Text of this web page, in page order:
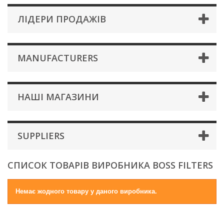
ЛІДЕРИ ПРОДАЖІВ
MANUFACTURERS
НАШІ МАГАЗИНИ
SUPPLIERS
СПИСОК ТОВАРІВ ВИРОБНИКА BOSS FILTERS
Немає жодного товару у даного виробника.